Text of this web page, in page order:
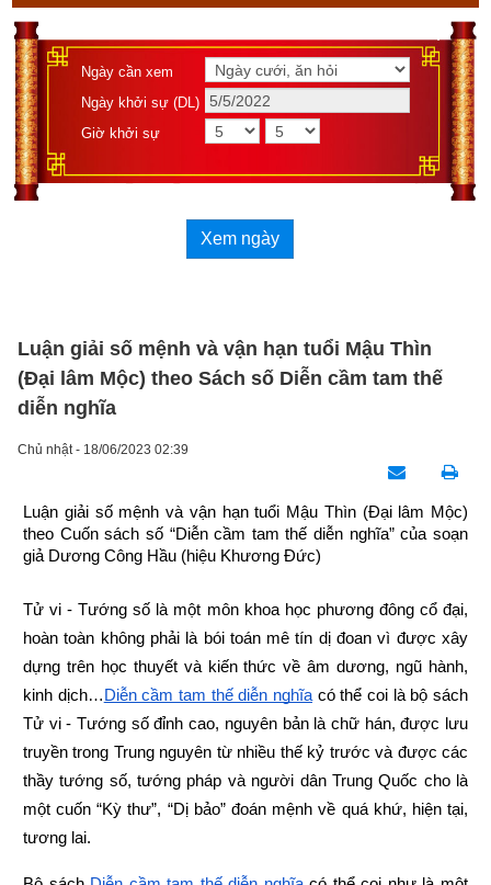
Ngày cần xem
Ngày khởi sự (DL)
Giờ khởi sự
Xem ngày
Luận giải số mệnh và vận hạn tuổi Mậu Thìn
(Đại lâm Mộc) theo Sách số Diễn cầm tam thế
diễn nghĩa
Chủ nhật - 18/06/2023 02:39
Luận giải số mệnh và vận hạn tuổi Mậu Thìn (Đại lâm Mộc)
theo Cuốn sách số “Diễn cầm tam thế diễn nghĩa” của soạn
giả Dương Công Hầu (hiệu Khương Đức)
Tử vi - Tướng số là một môn khoa học phương đông cổ đại,
hoàn toàn không phải là bói toán mê tín dị đoan vì được xây
dựng trên học thuyết và kiến thức về âm dương, ngũ hành,
kinh dịch… Diễn cầm tam thế diễn nghĩa có thể coi là bộ sách
Tử vi - Tướng số đỉnh cao, nguyên bản là chữ hán, được lưu
truyền trong Trung nguyên từ nhiều thế kỷ trước và được các
thầy tướng số, tướng pháp và người dân Trung Quốc cho là
một cuốn “Kỳ thư”, “Dị bảo” đoán mệnh về quá khứ, hiện tại,
tương lai.